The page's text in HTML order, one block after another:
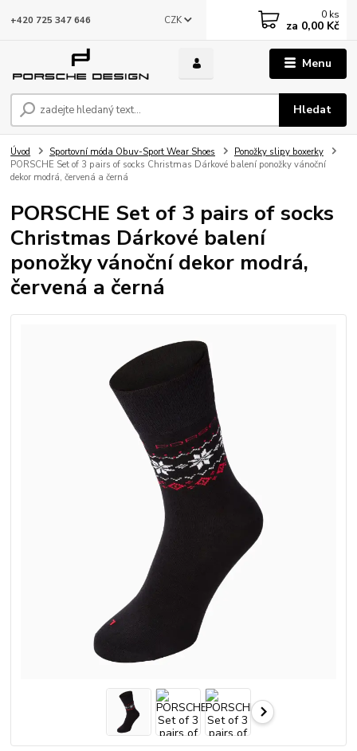
Menu
CZK
Hledat
+420 725 347 646 0 ks
za 0,00 Kč
Úvod Sportovní móda Obuv-Sport Wear Shoes
Ponožky slipy boxerky
PORSCHE Set of 3 pairs of socks Christmas Dárkové balení ponožky vánoční
dekor modrá, červená a černá
PORSCHE Set of 3 pairs of socks
Christmas Dárkové balení
ponožky vánoční dekor modrá,
červená a černá